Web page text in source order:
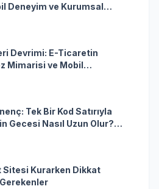
Deneyim ve Kurumsal
Kazandıran Senkronizasyonu
Devrimi: E-Ticaretin
Mimarisi ve Mobil
Kurumsal Anahtarı
Tek Bir Kod Satırıyla
Gecesi Nasıl Uzun Olur?
Güçlü Rolü)
Sitesi Kurarken Dikkat